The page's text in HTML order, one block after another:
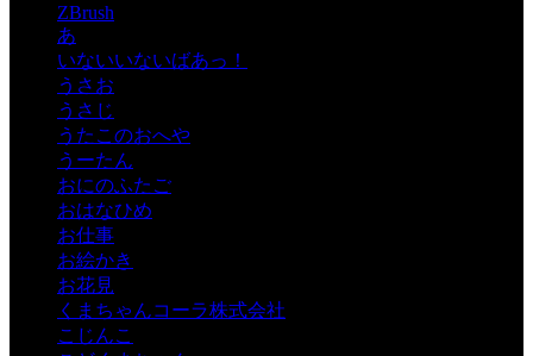
ZBrush
あ
いないいないばあっ！
うさお
うさじ
うたこのおへや
うーたん
おにのふたご
おはなひめ
お仕事
お絵かき
お花見
くまちゃんコーラ株式会社
こじんこ